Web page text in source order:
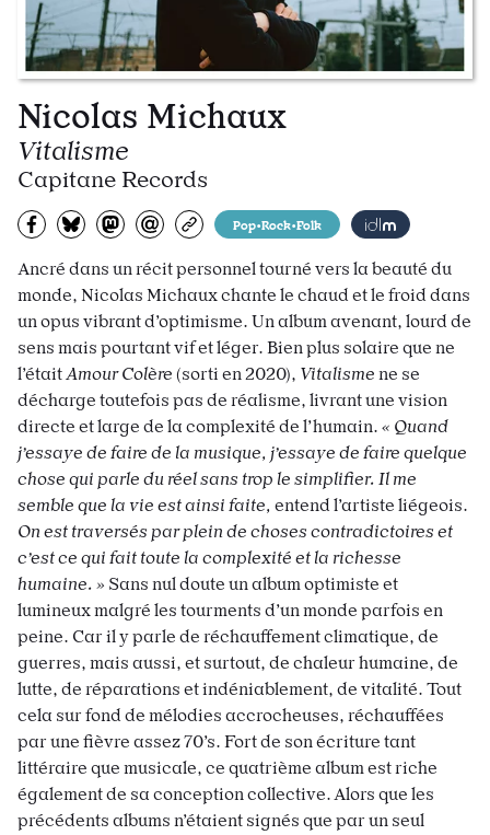
Nicolas Michaux
Vitalisme
Capitane Records
Partagez sur Facebook
Partager sur Bluesky
Partager sur Mastodon
Partagez par e-mail
Copiez l’urlPop•Rock•Folk
Ancré dans un récit personnel tourné vers la beauté du
monde, Nicolas Michaux chante le chaud et le froid dans
un opus vibrant d’optimisme. Un album avenant, lourd de
sens mais pourtant vif et léger. Bien plus solaire que ne
l’étaitAmour Colère (sorti en 2020), Vitalisme ne se
décharge toutefois pas de réalisme, livrant une vision
directe et large de la complexité de l’humain. « Quand
j’essaye de faire de la musique, j’essaye de faire quelque
chose qui parle du réel sans trop le simplifier. Il me
semble que la vie est ainsi faite, entend l’artiste liégeois.
On est traversés par plein de choses contradictoires et
c’est ce qui fait toute la complexité et la richesse
humaine. » Sans nul doute un album optimiste et
lumineux malgré les tourments d’un monde parfois en
peine. Car il y parle de réchauffement climatique, de
guerres, mais aussi, et surtout, de chaleur humaine, de
lutte, de réparations et indéniablement, de vitalité. Tout
cela sur fond de mélodies accrocheuses, réchauffées
par une fièvre assez 70’s. Fort de son écriture tant
littéraire que musicale, ce quatrième album est riche
également de sa conception collective. Alors que les
précédents albums n’étaient signés que par un seul